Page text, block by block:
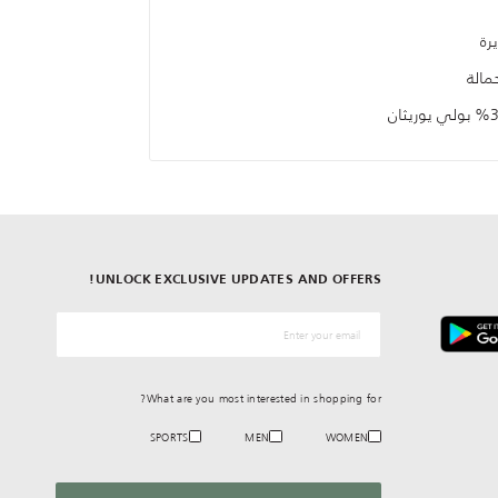
UNLOCK EXCLUSIVE UPDATES AND OFFERS!
What are you most interested in shopping for?
WOMEN
MEN
SPORTS